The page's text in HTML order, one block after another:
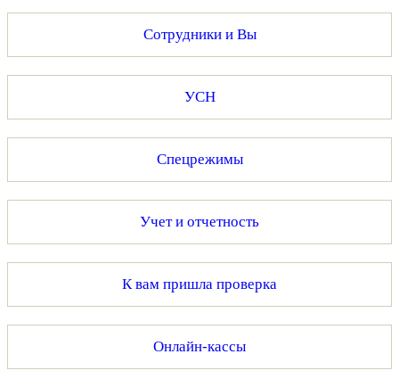
Сотрудники и Вы
УСН
Спецрежимы
Учет и отчетность
К вам пришла проверка
Онлайн-кассы